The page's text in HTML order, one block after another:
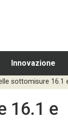
Innovazione
sottomisure 16.1
16.1 e